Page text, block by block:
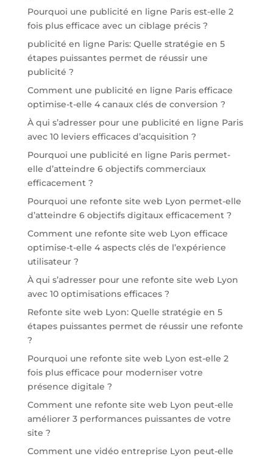
Pourquoi une publicité en ligne Paris est-elle 2
fois plus efficace avec un ciblage précis ?
publicité en ligne Paris: Quelle stratégie en 5
étapes puissantes permet de réussir une
publicité ?
Comment une publicité en ligne Paris efficace
optimise-t-elle 4 canaux clés de conversion ?
À qui s’adresser pour une publicité en ligne Paris
avec 10 leviers efficaces d’acquisition ?
Pourquoi une publicité en ligne Paris permet-
elle d’atteindre 6 objectifs commerciaux
efficacement ?
Pourquoi une refonte site web Lyon permet-elle
d’atteindre 6 objectifs digitaux efficacement ?
Comment une refonte site web Lyon efficace
optimise-t-elle 4 aspects clés de l’expérience
utilisateur ?
À qui s’adresser pour une refonte site web Lyon
avec 10 optimisations efficaces ?
Refonte site web Lyon: Quelle stratégie en 5
étapes puissantes permet de réussir une refonte
?
Pourquoi une refonte site web Lyon est-elle 2
fois plus efficace pour moderniser votre
présence digitale ?
Comment une refonte site web Lyon peut-elle
améliorer 3 performances puissantes de votre
site ?
Comment une vidéo entreprise Lyon peut-elle